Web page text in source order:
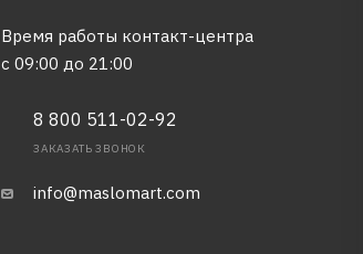
Время работы контакт-центра
с 09:00 до 21:00
8 800 511-02-92
ЗАКАЗАТЬ ЗВОНОК
info@maslomart.com